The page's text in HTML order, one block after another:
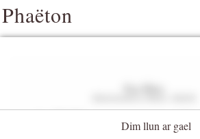
Phaëton
Dim llun ar gael